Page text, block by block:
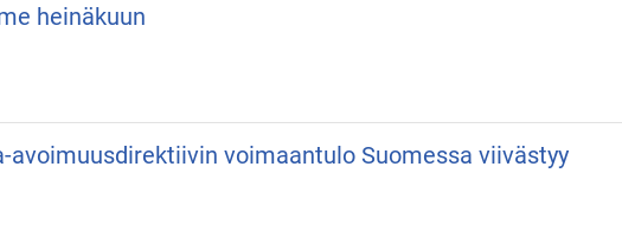
heinäkuun
avoimuusdirektiivin voimaantulo Suomessa viivästyy